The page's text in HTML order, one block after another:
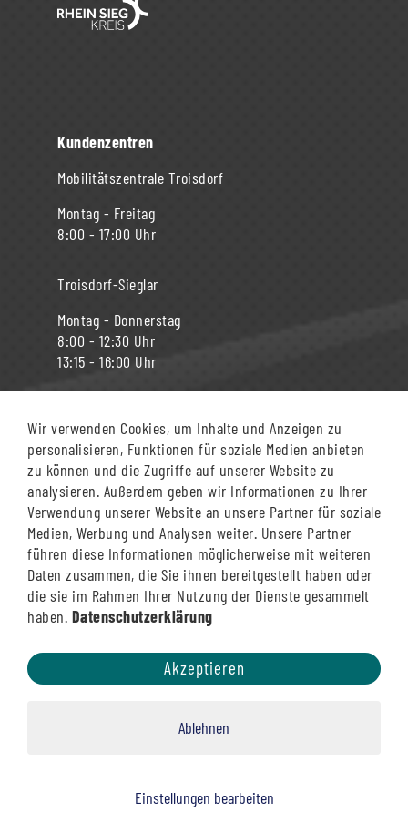
Kundenzentren
Mobilitätszentrale Troisdorf
Montag - Freitag
8:00 - 17:00 Uhr
Troisdorf-Sieglar
Montag - Donnerstag
8:00 - 12:30 Uhr
13:15 - 16:00 Uhr
Freitag
Siegburg Bahnhof
Montag - Donnerstag
8:00 - 12:30 Uhr
13:15 - 18:00 Uhr
Freitag
8:00 - 12:30 Uhr
Wir verwenden Cookies, um Inhalte und Anzeigen zu
personalisieren, Funktionen für soziale Medien anbieten
zu können und die Zugriffe auf unserer Website zu
analysieren. Außerdem geben wir Informationen zu Ihrer
Verwendung unserer Website an unsere Partner für soziale
Medien, Werbung und Analysen weiter. Unsere Partner
führen diese Informationen möglicherweise mit weiteren
Daten zusammen, die Sie ihnen bereitgestellt haben oder
die sie im Rahmen Ihrer Nutzung der Dienste gesammelt
haben. Datenschutzerklärung
Akzeptieren
Ablehnen
Einstellungen bearbeiten